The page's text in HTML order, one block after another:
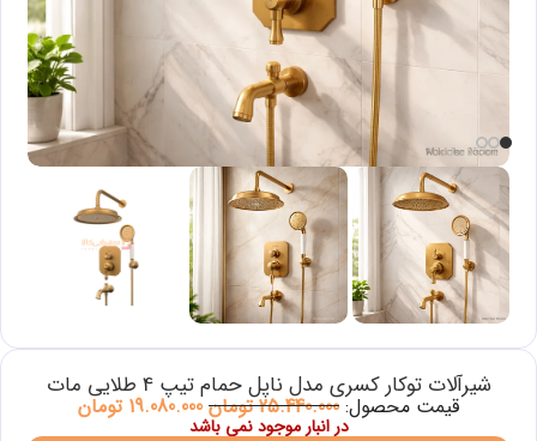
شیرآلات توکار کسری مدل ناپل حمام تیپ 4 طلایی مات
قیمت محصول:25.440.000 تومان 19.080.000 تومان
در انبار موجود نمی باشد